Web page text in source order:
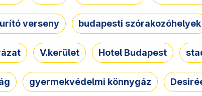
verseny budapesti szórakozóhelyek
V.kerület Hotel Budapest
gyermekvédelmi könnygáz